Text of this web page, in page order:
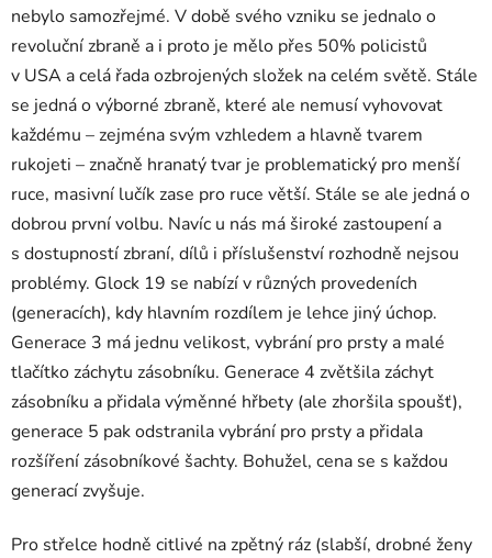
nebylo samozřejmé. V době svého vzniku se jednalo o
revoluční zbraně a i proto je mělo přes 50% policistů
v USA a celá řada ozbrojených složek na celém světě. Stále
se jedná o výborné zbraně, které ale nemusí vyhovovat
každému – zejména svým vzhledem a hlavně tvarem
rukojeti – značně hranatý tvar je problematický pro menší
ruce, masivní lučík zase pro ruce větší. Stále se ale jedná o
dobrou první volbu. Navíc u nás má široké zastoupení a
s dostupností zbraní, dílů i příslušenství rozhodně nejsou
problémy. Glock 19 se nabízí v různých provedeních
(generacích), kdy hlavním rozdílem je lehce jiný úchop.
Generace 3 má jednu velikost, vybrání pro prsty a malé
tlačítko záchytu zásobníku. Generace 4 zvětšila záchyt
zásobníku a přidala výměnné hřbety (ale zhoršila spoušť),
generace 5 pak odstranila vybrání pro prsty a přidala
rozšíření zásobníkové šachty. Bohužel, cena se s každou
generací zvyšuje.
Pro střelce hodně citlivé na zpětný ráz (slabší, drobné ženy